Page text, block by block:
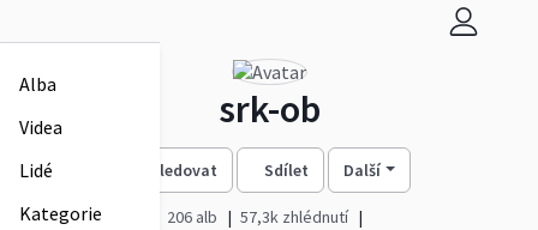
Alba
Videa
Lidé
Kategorie
srk-ob
Sledovat Sdílet Další
206 alb 57,3k zhlédnutí